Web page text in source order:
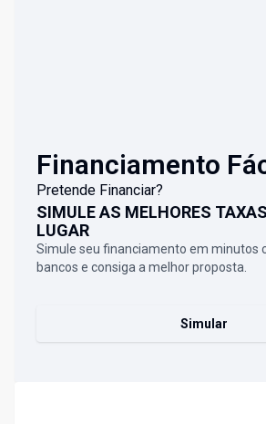
Financiamento
Pretende Financiar?
SIMULE AS MELHORES
LUGAR
Simule seu financiamento em minutos
bancos e consiga a melhor proposta.
Simular